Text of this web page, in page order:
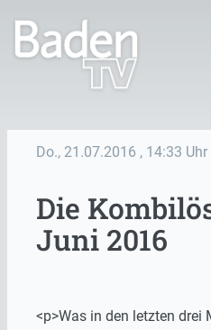
Do., 21.07.2016 , 14:33 Uhr
Die
Juni 2016
<p>Was in den letzten drei